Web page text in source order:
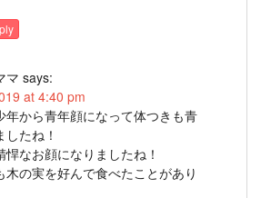
マ says:
at 4:40 pm
年から青年顔になって体つきも青
たね！
悍なお顔になりましたね！
木の実を好んで食べたことがあり